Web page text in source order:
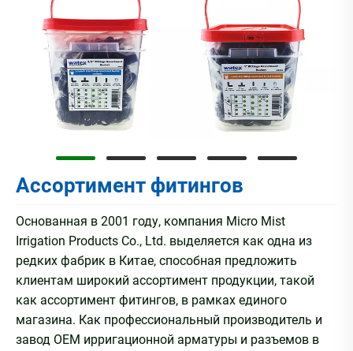
Ассортимент фитингов
Основанная в 2001 году, компания Micro Mist
Irrigation Products Co., Ltd. выделяется как одна из
редких фабрик в Китае, способная предложить
клиентам широкий ассортимент продукции, такой
как ассортимент фитингов, в рамках единого
магазина. Как профессиональный производитель и
завод OEM ирригационной арматуры и разъемов в